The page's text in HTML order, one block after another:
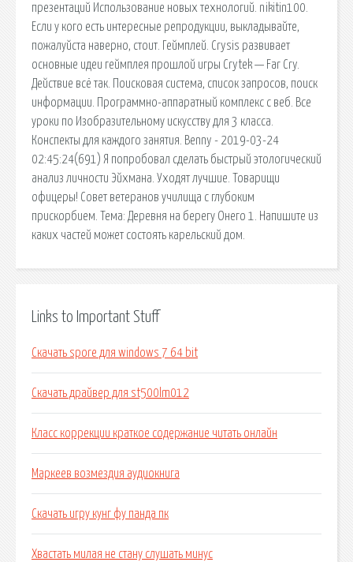
презентаций Использование новых технологий. nikitin100.
Если у кого есть интересные репродукции, выкладывайте,
пожалуйста наверно, стоит. Геймплей. Crysis развивает
основные идеи геймплея прошлой игры Crytek — Far Cry.
Действие всё так. Поисковая сиcтема, список запросов, поиск
информации. Программно-аппаратный комплекс с веб. Все
уроки по Изобразительному искусству для 3 класса.
Конспекты для каждого занятия. Benny - 2019-03-24
02:45:24(691) Я попробовал сделать быстрый этологический
анализ личности Эйхмана. Уходят лучшие. Товарищи
офицеры! Совет ветеранов училища с глубоким
прискорбием. Тема: Деревня на берегу Онего 1. Напишите из
каких частей может состоять карельский дом.
Links to Important Stuff
Скачать spore для windows 7 64 bit
Скачать драйвер для st500lm012
Класс коррекции краткое содержание читать онлайн
Маркеев возмездия аудиокнига
Скачать игру кунг фу панда пк
Хвастать милая не стану слушать минус